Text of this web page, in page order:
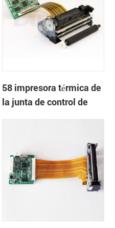
58 impresora térmica de
la junta de control de